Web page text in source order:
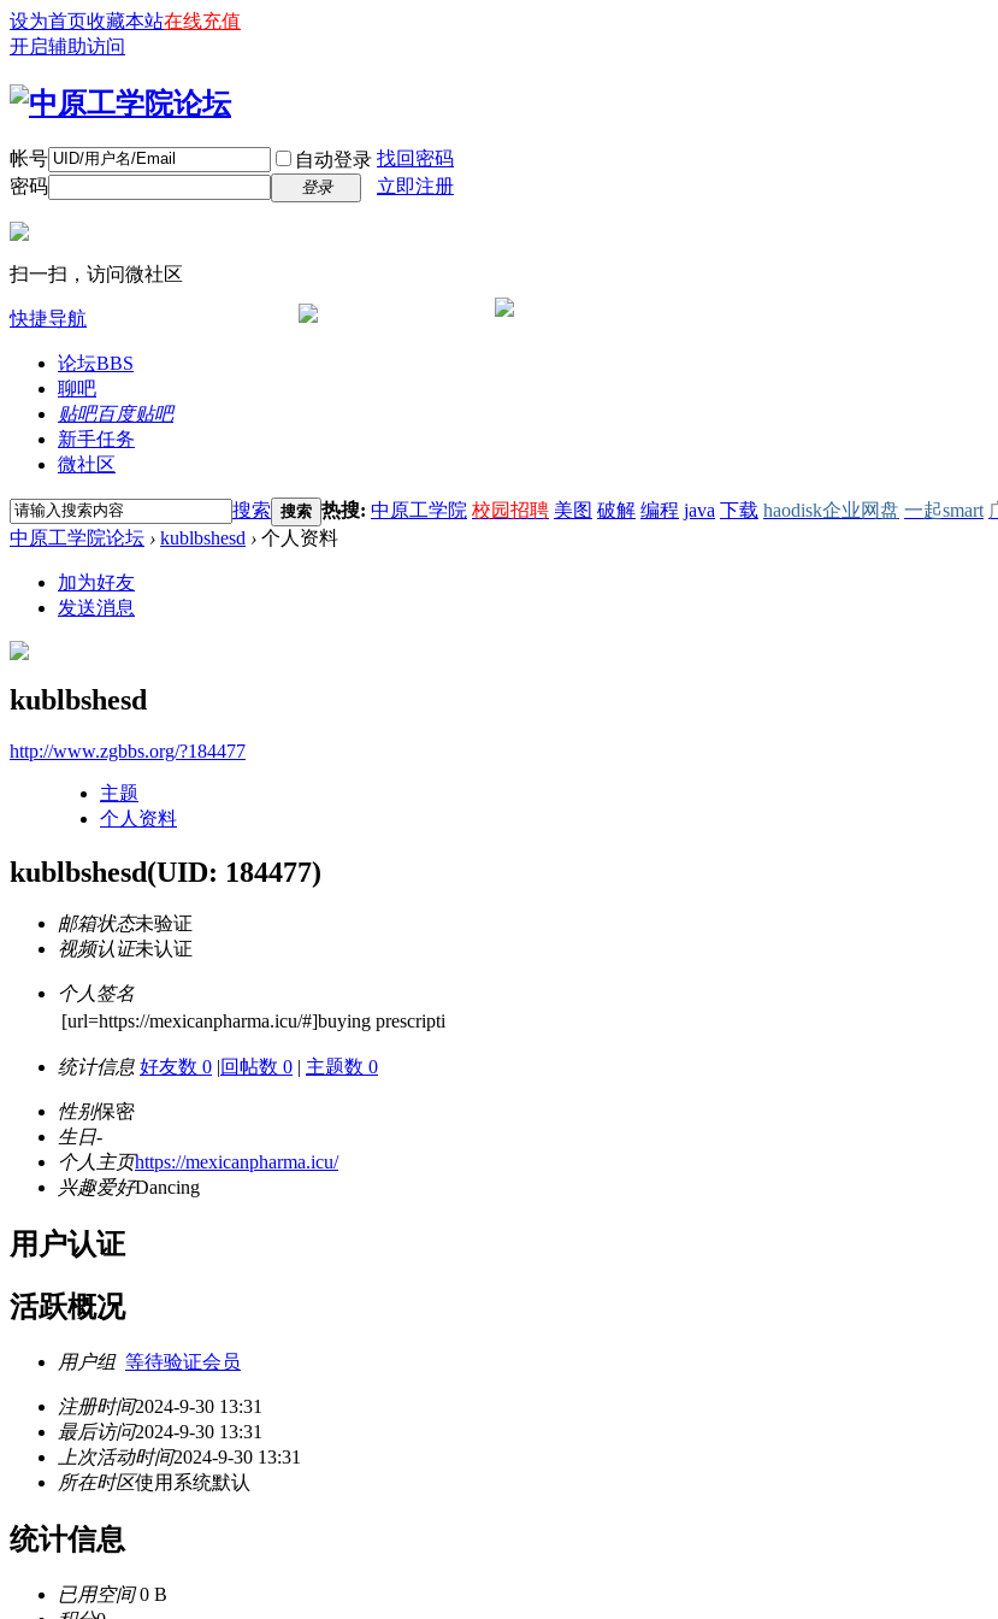
设为首页收藏本站在线充值
开启辅助访问
帐号 自动登录 找回密码
密码
登录 立即注册
扫一扫，访问微社区
快捷导航
论坛BBS
聊吧
贴吧百度贴吧
新手任务
微社区
搜索 搜索 热搜: 中原工学院 校园招聘 美图 破解 编程 java 下载 haodisk企业网盘 一起smart
中原工学院论坛 › kublbshesd › 个人资料
加为好友
发送消息
kublbshesd
http://www.zgbbs.org/?184477
主题
个人资料
kublbshesd(UID: 184477)
邮箱状态未验证
视频认证未认证
个人签名
[url=https://mexicanpharma.icu/#]buying prescripti
统计信息 好友数 0 |回帖数 0 | 主题数 0
性别保密
生日-
个人主页https://mexicanpharma.icu/
兴趣爱好Dancing
用户认证
活跃概况
用户组 等待验证会员
注册时间2024-9-30 13:31
最后访问2024-9-30 13:31
上次活动时间2024-9-30 13:31
所在时区使用系统默认
统计信息
已用空间0 B